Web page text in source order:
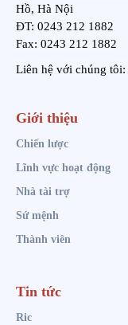
Hồ, Hà Nội
ĐT: 0243 212 1882
Fax: 0243 212 1882
Liên hệ với chúng tôi:
Giới thiệu
Chiến lược
Lĩnh vực hoạt động
Nhà tài trợ
Sứ mệnh
Thành viên
Tin tức
Ric